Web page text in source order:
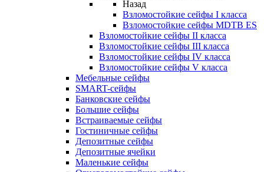
Назад
Взломостойкие сейфы I класса
Взломостойкие сейфы MDTB ES
Взломостойкие сейфы II класса
Взломостойкие сейфы III класса
Взломостойкие сейфы IV класса
Взломостойкие сейфы V класса
Мебельные сейфы
SMART-сейфы
Банковские сейфы
Большие сейфы
Встраиваемые сейфы
Гостиничные сейфы
Депозитные сейфы
Депозитные ячейки
Маленькие сейфы